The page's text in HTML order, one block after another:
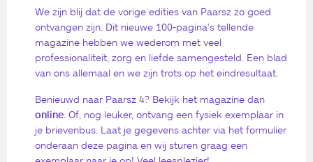
We zijn blij dat de vorige edities van Paarsz zo goed
ontvangen zijn. Dit nieuwe 100-pagina’s tellende
magazine hebben we wederom met veel
professionaliteit, zorg en liefde samengesteld. Een blad
van ons allemaal en we zijn trots op het eindresultaat.
Benieuwd naar Paarsz 4? Bekijk het magazine dan
online . Of, nog leuker, ontvang een fysiek exemplaar in
je brievenbus. Laat je gegevens achter via het formulier
onderaan deze pagina en wij sturen graag een